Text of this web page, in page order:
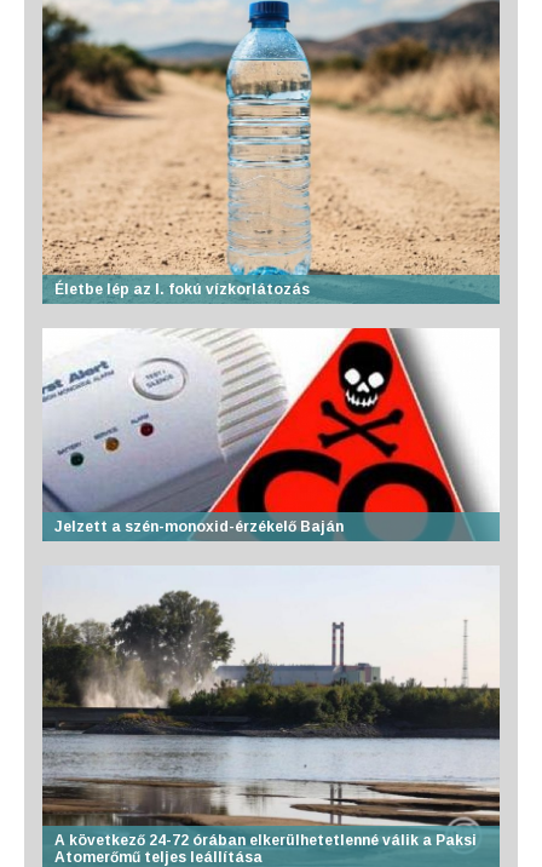
Életbe lép az I. fokú vízkorlátozás
Jelzett a szén-monoxid-érzékelő Baján
A következő 24-72 órában elkerülhetetlenné válik a Paksi
Atomerőmű teljes leállítása